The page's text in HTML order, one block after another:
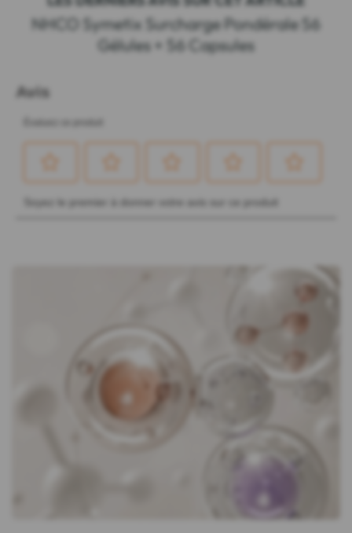
NHCO Symetix Surcharge Pondérale 56
Gélules + 56 Capsules